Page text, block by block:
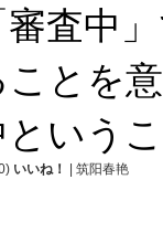
審査中
ことを
という
) いいね！ | 筑阳春艳